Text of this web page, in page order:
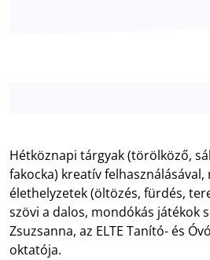
Hétköznapi tárgyak (törölköző,
fakocka) kreatív
élethelyzetek (öltözés, fürdés,
szövi a dalos, mondókás játékok
Zsuzsanna, az ELTE Tanító- és
oktatója.